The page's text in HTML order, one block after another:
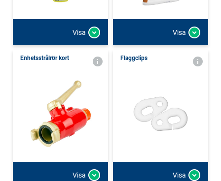
Visa Visa
Enhetsstrålrör kort
Visa
Flaggclips
Visa